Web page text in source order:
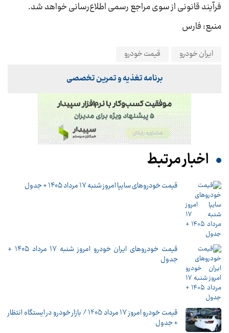
فرآیند قانونی از سوی مراجع رسمی اطلاع‌رسانی خواهد شد.
منبع: فارس
ایران خودرو قیمت خودرو
برنامه تغذیه و تمرین تخصصی
اخبار مرتبط
قیمت خودرو‌های سایپا امروز شنبه ۱۷ مرداد ۱۴۰۵ + جدول
قیمت خودرو‌های ایران خودرو امروز شنبه ۱۷ مرداد ۱۴۰۵ +
جدول
قیمت خودرو امروز 17 مرداد 1405 / بازار خودرو در ایستگاه انتظار
+ جدول